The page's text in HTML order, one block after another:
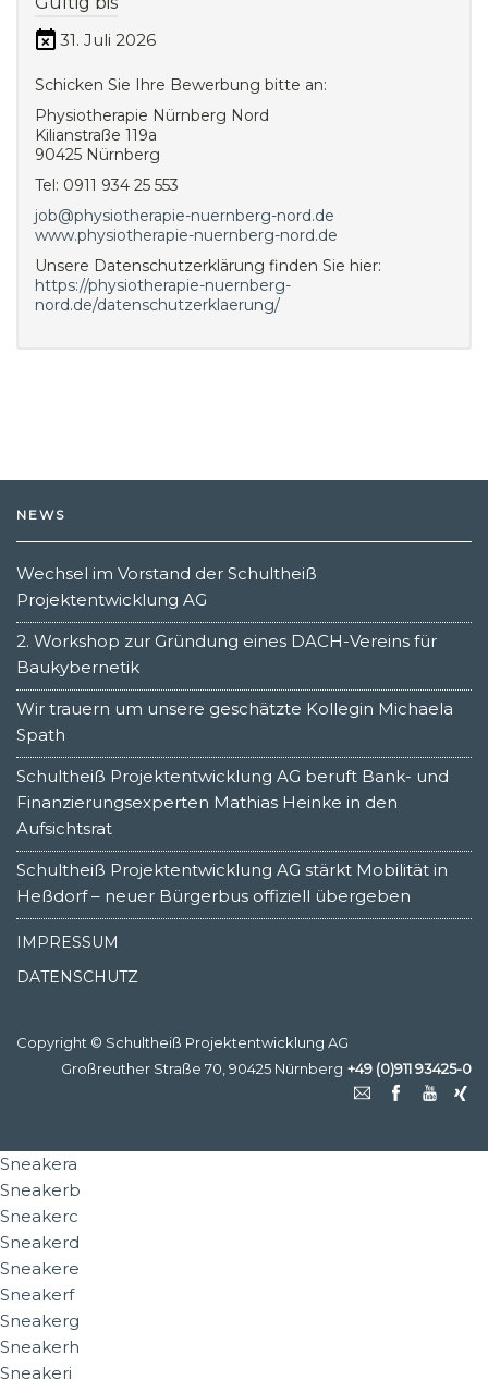
31. Juli 2026
Schicken Sie Ihre Bewerbung bitte an:
Physiotherapie Nürnberg Nord
Kilianstraße 119a
90425 Nürnberg
Tel: 0911 934 25 553
job@physiotherapie-nuernberg-nord.de
www.physiotherapie-nuernberg-nord.de
Unsere Datenschutzerklärung finden Sie hier:
https://physiotherapie-nuernberg-
nord.de/datenschutzerklaerung/
NEWS
Wechsel im Vorstand der Schultheiß
Projektentwicklung AG
2. Workshop zur Gründung eines DACH-Vereins für
Baukybernetik
Wir trauern um unsere geschätzte Kollegin Michaela
Spath
Schultheiß Projektentwicklung AG beruft Bank- und
Finanzierungsexperten Mathias Heinke in den
Aufsichtsrat
Schultheiß Projektentwicklung AG stärkt Mobilität in
Heßdorf – neuer Bürgerbus offiziell übergeben
IMPRESSUM
DATENSCHUTZ
Copyright © Schultheiß Projektentwicklung AG
Großreuther Straße 70, 90425 Nürnberg +49 (0)911 93425-0
Sneakera
Sneakerb
Sneakerc
Sneakerd
Sneakere
Sneakerf
Sneakerg
Sneakerh
Sneakeri